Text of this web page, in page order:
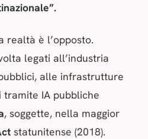
realtà è l’opposto.
legati all’industria
alle infrastrutture
IA pubbliche
, soggette, nella maggior
statunitense (2018).